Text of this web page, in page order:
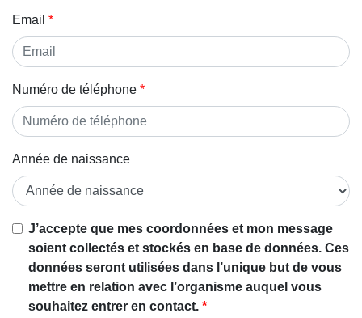
Email
Numéro de téléphone
Année de naissance
J’accepte que mes coordonnées et mon message
soient collectés et stockés en base de données. Ces
données seront utilisées dans l’unique but de vous
mettre en relation avec l’organisme auquel vous
souhaitez entrer en contact.